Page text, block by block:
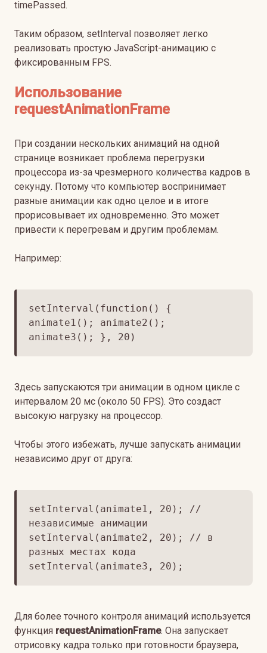
timePassed.
Таким образом, setInterval позволяет легко
реализовать простую JavaScript-анимацию с
фиксированным FPS.
Использование
requestAnimationFrame
При создании нескольких анимаций на одной
странице возникает проблема перегрузки
процессора из-за чрезмерного количества кадров в
секунду. Потому что компьютер воспринимает
разные анимации как одно целое и в итоге
прорисовывает их одновременно. Это может
привести к перегревам и другим проблемам.
Например:
setInterval(function() {
animate1(); animate2();
animate3(); }, 20)
Здесь запускаются три анимации в одном цикле с
интервалом 20 мс (около 50 FPS). Это создаст
высокую нагрузку на процессор.
Чтобы этого избежать, лучше запускать анимации
независимо друг от друга:
setInterval(animate1, 20); //
независимые анимации
setInterval(animate2, 20); // в
разных местах кода
setInterval(animate3, 20);
Для более точного контроля анимаций используется
функция requestAnimationFrame. Она запускает
отрисовку кадра только при готовности браузера,